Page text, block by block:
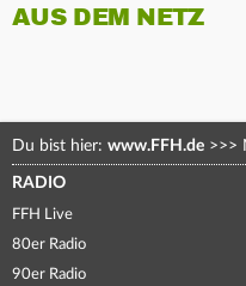
AUS DEM NETZ
Du bist hier: www.FFH.de >>>
RADIO
FFH Live
80er Radio
90er Radio